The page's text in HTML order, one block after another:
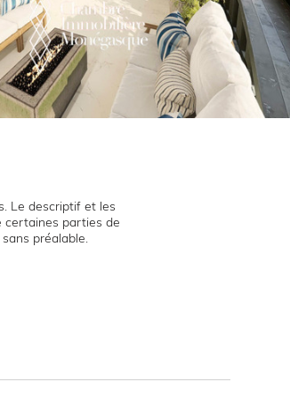
Le descriptif et les
certaines parties de
préalable.